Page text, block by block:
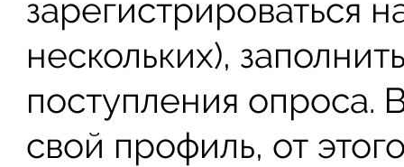
зарегистрироваться
нескольких),
поступления опроса.
свой профиль, от